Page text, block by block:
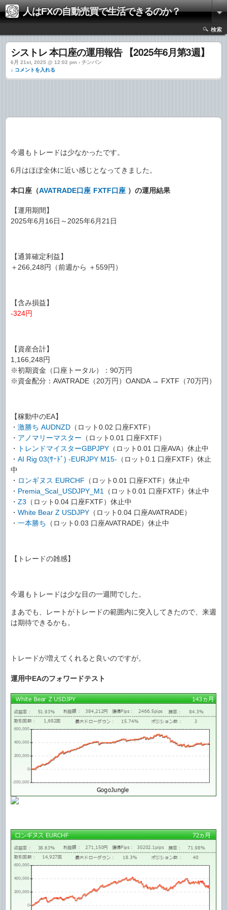
人はFXの自動売買で生活できるのか？
検索
シストレ 本口座の運用報告 【2025年6月第3週】
6月 21st, 2025 @ 12:02 pm › チンパン
↓ コメントを入れる
今週もトレードは少なかったです。
6月はほぼ全休に近い感じとなってきました。
本口座（AVATRADE口座 FXTF口座 ）の運用結果
【運用期間】
2025年6月16日～2025年6月21日
【通算確定利益】
＋266,248円（前週から ＋559円）
【含み損益】
-324円
【資産合計】
1,166,248円
※初期資金（口座トータル）：90万円
※資金配分：AVATRADE（20万円）OANDA → FXTF（70万円）
【稼動中のEA】
・ 激勝ち AUDNZD （ロット0.02 口座FXTF）
・ アノマリーマスター （ロット0.01 口座FXTF）
・
トレンドマイスターGBPJPY （ロット0.01 口座AVA）休止中
・ AI Rig 03(ｻｰﾄﾞ) -EURJPY M15- （ロット0.1 口座FXTF）休止
中
・ ロンギヌス EURCHF （ロット0.01 口座FXTF）休止中
・ Premia_Scal_USDJPY_M1 （ロット0.01 口座FXTF）休止中
・ Z3 （ロット0.04 口座FXTF）休止中
・ White Bear Z USDJPY （ロット0.04 口座AVATRADE）
・ 一本勝ち （ロット0.03 口座AVATRADE）休止中
【トレードの雑感】
今週もトレードは少な目の一週間でした。
まあでも、レートがトレードの範囲内に突入してきたので、来週
は期待できるかも。
トレードが増えてくれると良いのですが。
運用中EAのフォワードテスト